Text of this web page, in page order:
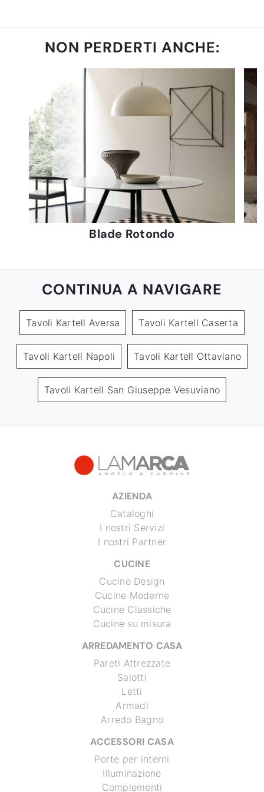
NON PERDERTI ANCHE:
Blade Rotondo
CONTINUA A NAVIGARE
Tavoli Kartell Aversa Tavoli Kartell Caserta
Tavoli Kartell Napoli Tavoli Kartell Ottaviano
Tavoli Kartell San Giuseppe Vesuviano
AZIENDA
Cataloghi
I nostri Servizi
I nostri Partner
CUCINE
Cucine Design
Cucine Moderne
Cucine Classiche
Cucine su misura
ARREDAMENTO CASA
Pareti Attrezzate
Salotti
Letti
Armadi
Arredo Bagno
ACCESSORI CASA
Porte per interni
Illuminazione
Complementi